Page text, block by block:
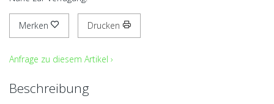
Merken Drucken
Anfrage zu diesem Artikel ›
Beschreibung